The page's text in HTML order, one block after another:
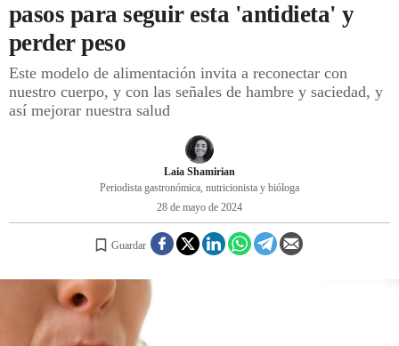
DÓNDE COMER
ÍDOLOS DE MESAS
CUADERNO DE VIAJE
MENÚ DEL DÍA
pasos para seguir esta 'antidieta' y
perder peso
Este modelo de alimentación invita a reconectar con
nuestro cuerpo, y con las señales de hambre y saciedad, y
así mejorar nuestra salud
Laia Shamirian
Periodista gastronómica, nutricionista y bióloga
28 de mayo de 2024
Guardar